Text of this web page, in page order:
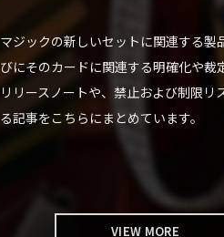
マジックの新しいセットに関連する製
びにそのカードに関連する明確化や裁
リリースノートや、禁止および制限リ
る記事をこちらにまとめています。
VIEW MORE